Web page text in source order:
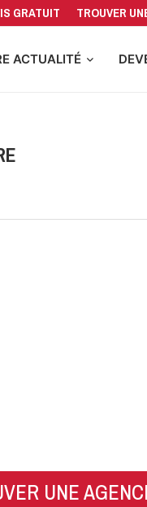
GRATUIT TROUVER
ACTUALITÉ
UNE